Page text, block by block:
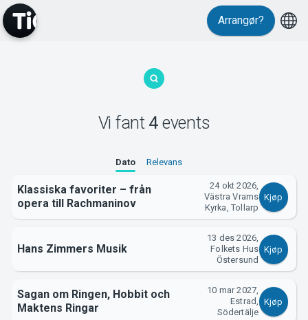
MyTickster
Support
Om Tickster
Arrangør?
Vi fant 4 events
Dato Relevans
Klassiska favoriter – från
opera till Rachmaninov
24 okt 2026,
Västra Vrams
Kyrka, Tollarp
Kjøp
Hans Zimmers Musik
13 des 2026,
Folkets Hus
Östersund
Kjøp
Sagan om Ringen, Hobbit och
Maktens Ringar
10 mar 2027,
Estrad,
Södertälje
Kjøp